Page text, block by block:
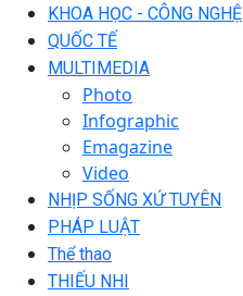
KHOA HỌC - CÔNG NGHỆ
QUỐC TẾ
MULTIMEDIA
Photo
Infographic
Emagazine
Video
NHỊP SỐNG XỨ TUYÊN
PHÁP LUẬT
Thể thao
THIẾU NHI